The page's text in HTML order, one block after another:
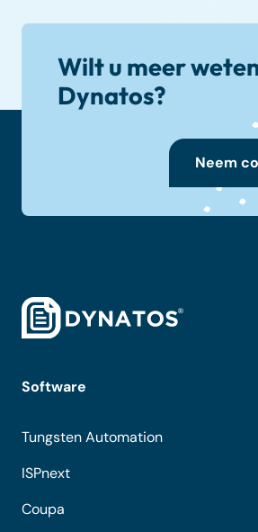
Wilt u meer
Dynatos?
Neem
Software
Tungsten Automation
ISPnext
Coupa